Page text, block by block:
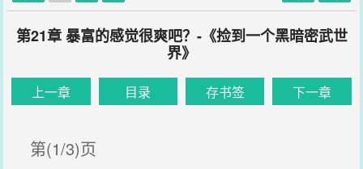
第21章 暴富的感觉很爽吧？-《捡到一个黑暗密武世
界》
上一章 目录 存书签 下一章
第(1/3)页